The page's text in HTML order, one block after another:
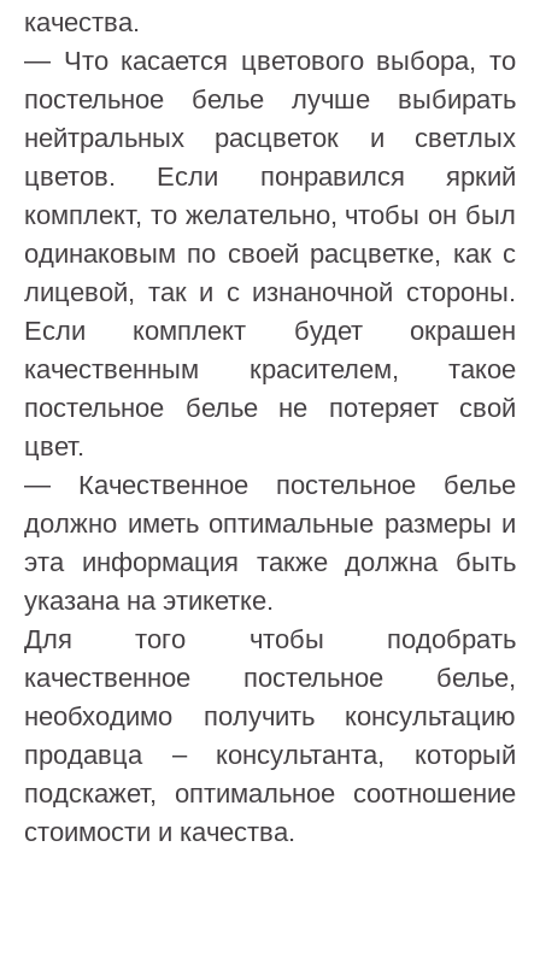
качества.
— Что касается цветового выбора, то
постельное белье лучше выбирать
нейтральных расцветок и светлых
цветов. Если понравился яркий
комплект, то желательно, чтобы он был
одинаковым по своей расцветке, как с
лицевой, так и с изнаночной стороны.
Если комплект будет окрашен
качественным красителем, такое
постельное белье не потеряет свой
цвет.
— Качественное постельное белье
должно иметь оптимальные размеры и
эта информация также должна быть
указана на этикетке.
Для того чтобы подобрать
качественное постельное белье,
необходимо получить консультацию
продавца – консультанта, который
подскажет, оптимальное соотношение
стоимости и качества.